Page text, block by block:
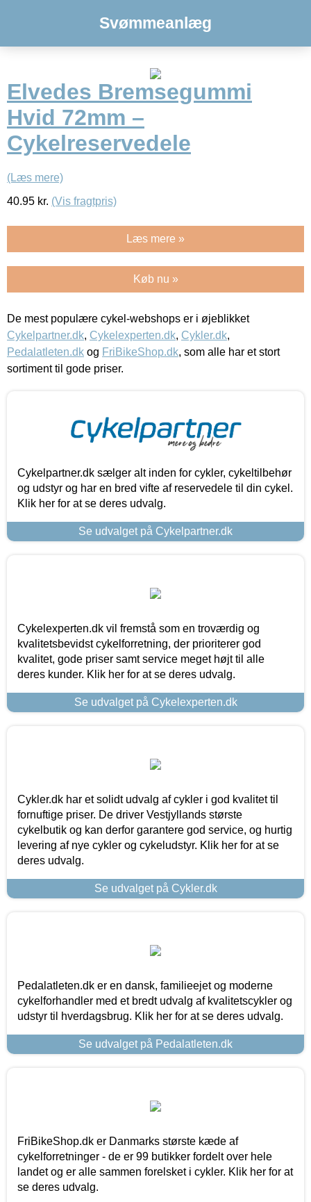
Svømmeanlæg
Elvedes Bremsegummi
Hvid 72mm –
Cykelreservedele
(Læs mere)
40.95 kr. (Vis fragtpris)
Læs mere »
Køb nu »
De mest populære cykel-webshops er i øjeblikket
Cykelpartner.dk, Cykelexperten.dk, Cykler.dk,
Pedalatleten.dk og FriBikeShop.dk, som alle har et stort
sortiment til gode priser.
Cykelpartner.dk sælger alt inden for cykler, cykeltilbehør
og udstyr og har en bred vifte af reservedele til din cykel.
Klik her for at se deres udvalg.
Se udvalget på Cykelpartner.dk
Cykelexperten.dk vil fremstå som en troværdig og
kvalitetsbevidst cykelforretning, der prioriterer god
kvalitet, gode priser samt service meget højt til alle
deres kunder. Klik her for at se deres udvalg.
Se udvalget på Cykelexperten.dk
Cykler.dk har et solidt udvalg af cykler i god kvalitet til
fornuftige priser. De driver Vestjyllands største
cykelbutik og kan derfor garantere god service, og hurtig
levering af nye cykler og cykeludstyr. Klik her for at se
deres udvalg.
Se udvalget på Cykler.dk
Pedalatleten.dk er en dansk, familieejet og moderne
cykelforhandler med et bredt udvalg af kvalitetscykler og
udstyr til hverdagsbrug. Klik her for at se deres udvalg.
Se udvalget på Pedalatleten.dk
FriBikeShop.dk er Danmarks største kæde af
cykelforretninger - de er 99 butikker fordelt over hele
landet og er alle sammen forelsket i cykler. Klik her for at
se deres udvalg.